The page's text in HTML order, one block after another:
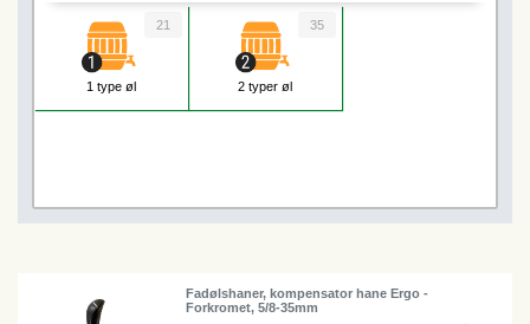
1 type øl
21
2 typer øl
35
Fadølshaner, kompensator hane Ergo -
Forkromet, 5/8-35mm